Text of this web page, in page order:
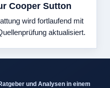
Cooper Sutton
wird fortlaufend mit
aktualisiert.
und Analysen in einem